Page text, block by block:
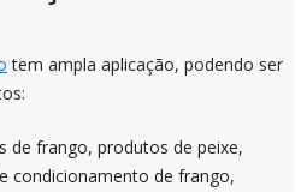
tem ampla aplicação, podendo ser
de frango, produtos de peixe,
condicionamento de frango,